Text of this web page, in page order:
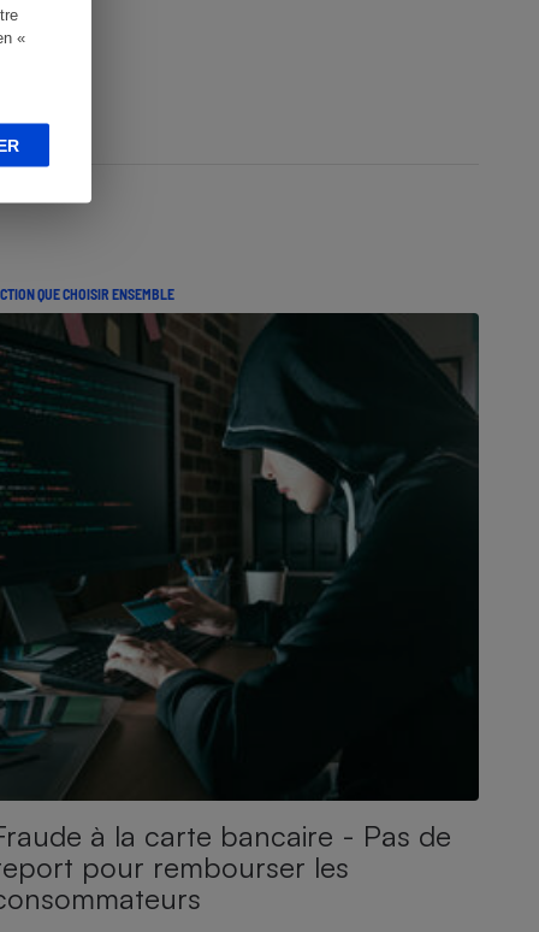
«
QUE CHOISIR ENSEMBLE
à la carte bancaire - Pas de
pour rembourser les